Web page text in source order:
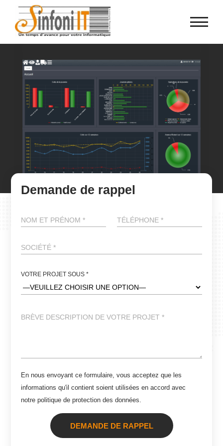
Demande de rappel
VOTRE PROJET SOUS *
En nous envoyant ce formulaire, vous acceptez que les
informations qu'il contient soient utilisées en accord avec
notrepolitique de protection des données.
Panneau de gestion des cookies